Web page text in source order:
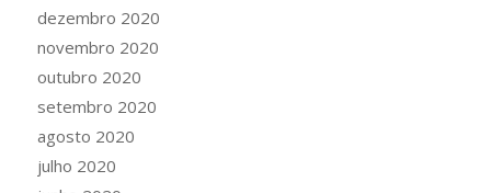
dezembro 2020
novembro 2020
outubro 2020
setembro 2020
agosto 2020
julho 2020